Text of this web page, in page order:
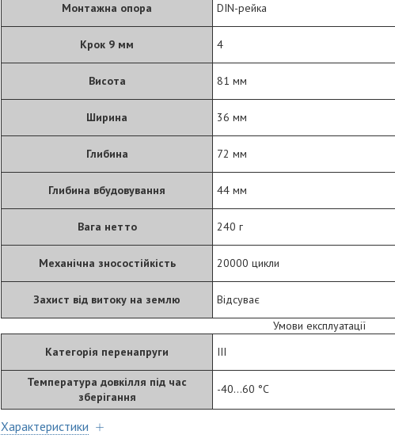
Монтажна опора DIN-рейка
Крок 9 мм 4
Висота 81 мм
Ширина 36 мм
Глибина 72 мм
Глибина вбудовування 44 мм
Вага нетто 240 г
Механічна зносостійкість 20000 цикли
Захист від витоку на землю
Відсуває
Умови експлуатації
Категорія перенапруги
III
Температура довкілля під час
зберігання
-40…60 °C
Характеристики